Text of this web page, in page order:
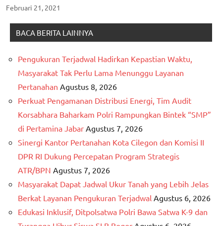
Februari 21, 2021
BACA BERITA LAINNYA
Pengukuran Terjadwal Hadirkan Kepastian Waktu,
Masyarakat Tak Perlu Lama Menunggu Layanan
Pertanahan Agustus 8, 2026
Perkuat Pengamanan Distribusi Energi, Tim Audit
Korsabhara Baharkam Polri Rampungkan Bintek “SMP”
di Pertamina Jabar Agustus 7, 2026
Sinergi Kantor Pertanahan Kota Cilegon dan Komisi II
DPR RI Dukung Percepatan Program Strategis
ATR/BPN Agustus 7, 2026
Masyarakat Dapat Jadwal Ukur Tanah yang Lebih Jelas
Berkat Layanan Pengukuran Terjadwal Agustus 6, 2026
Edukasi Inklusif, Ditpolsatwa Polri Bawa Satwa K-9 dan